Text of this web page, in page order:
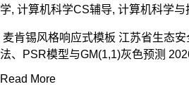
学, 计算机科学CS辅导, 计算机科学与
麦肯锡风格响应式模板 江苏省生态
法、PSR模型与GM(1,1)灰色预测
Read More